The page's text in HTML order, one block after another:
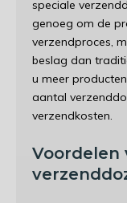
speciale
genoeg om de
verzendproces,
beslag dan
u meer
aantal
verzendkosten.
Voordelen